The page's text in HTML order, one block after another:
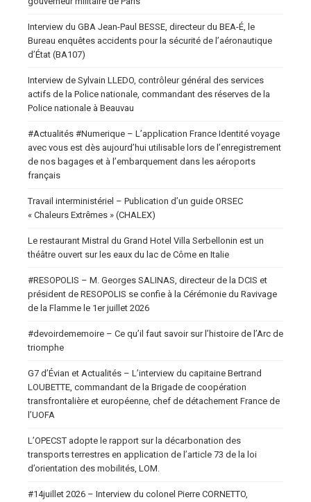
Interview du GBA Jean-Paul BESSE, directeur du BEA-É, le
Bureau enquêtes accidents pour la sécurité de l’aéronautique
d’État (BA107)
Interview de Sylvain LLEDO, contrôleur général des services
actifs de la Police nationale, commandant des réserves de la
Police nationale à Beauvau
#Actualités #Numerique – L’application France Identité voyage
avec vous est dès aujourd’hui utilisable lors de l’enregistrement
de nos bagages et à l’embarquement dans les aéroports
français
Travail interministériel – Publication d’un guide ORSEC
« Chaleurs Extrêmes » (CHALEX)
Le restaurant Mistral du Grand Hotel Villa Serbellonin est un
théâtre ouvert sur les eaux du lac de Côme en Italie
#RESOPOLIS – M. Georges SALINAS, directeur de la DCIS et
président de RESOPOLIS se confie à la Cérémonie du Ravivage
de la Flamme le 1er juillet 2026
#devoirdememoire – Ce qu’il faut savoir sur l’histoire de l’Arc de
triomphe
G7 d’Évian et Actualités – L’interview du capitaine Bertrand
LOUBETTE, commandant de la Brigade de coopération
transfrontalière et européenne, chef de détachement France de
l’UOFA
L’OPECST adopte le rapport sur la décarbonation des
transports terrestres en application de l’article 73 de la loi
d’orientation des mobilités, LOM.
#14juillet 2026 – Interview du colonel Pierre CORNETTO,